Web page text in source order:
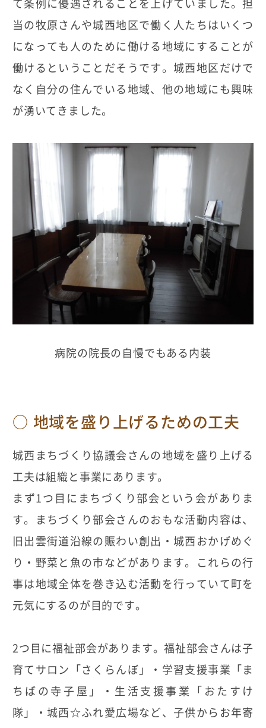
て条例に優遇されることを上げていました。担
当の牧原さんや城西地区で働く人たちはいくつ
になっても人のために働ける地域にすることが
働けるということだそうです。城西地区だけで
なく自分の住んでいる地域、他の地域にも興味
が湧いてきました。
病院の院長の自慢でもある内装
地域を盛り上げるための工夫
城西まちづくり協議会さんの地域を盛り上げる
工夫は組織と事業にあります。
まず1つ目にまちづくり部会という会がありま
す。まちづくり部会さんのおもな活動内容は、
旧出雲街道沿線の賑わい創出・城西おかげめぐ
り・野菜と魚の市などがあります。これらの行
事は地域全体を巻き込む活動を行っていて町を
元気にするのが目的です。
2つ目に福祉部会があります。福祉部会さんは子
育てサロン「さくらんぼ」・学習支援事業「ま
ちばの寺子屋」・生活支援事業「おたすけ
隊」・城西☆ふれ愛広場など、子供からお年寄